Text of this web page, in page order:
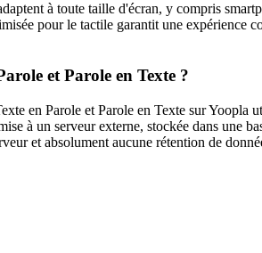
à toute taille d'écran, y compris
pour le tactile garantit une expérience
et Parole en Texte ?
en Parole et Parole en Texte sur
à un serveur externe, stockée dans une
et absolument aucune rétention de